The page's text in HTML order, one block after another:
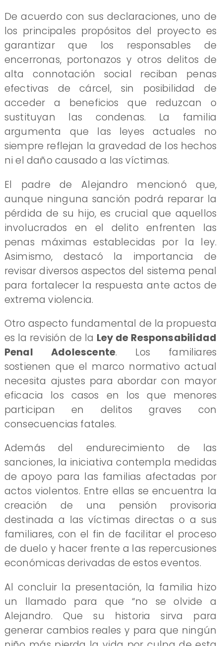
De acuerdo con sus declaraciones, uno de
los principales propósitos del proyecto es
garantizar que los responsables de
encerronas, portonazos y otros delitos de
alta connotación social reciban penas
efectivas de cárcel, sin posibilidad de
acceder a beneficios que reduzcan o
sustituyan las condenas. La familia
argumenta que las leyes actuales no
siempre reflejan la gravedad de los hechos
ni el daño causado a las víctimas.
El padre de Alejandro mencionó que,
aunque ninguna sanción podrá reparar la
pérdida de su hijo, es crucial que aquellos
involucrados en el delito enfrenten las
penas máximas establecidas por la ley.
Asimismo, destacó la importancia de
revisar diversos aspectos del sistema penal
para fortalecer la respuesta ante actos de
extrema violencia.
Otro aspecto fundamental de la propuesta
es la revisión de la Ley de Responsabilidad
Penal Adolescente. Los familiares
sostienen que el marco normativo actual
necesita ajustes para abordar con mayor
eficacia los casos en los que menores
participan en delitos graves con
consecuencias fatales.
Además del endurecimiento de las
sanciones, la iniciativa contempla medidas
de apoyo para las familias afectadas por
actos violentos. Entre ellas se encuentra la
creación de una pensión provisoria
destinada a las víctimas directas o a sus
familiares, con el fin de facilitar el proceso
de duelo y hacer frente a las repercusiones
económicas derivadas de estos eventos.
Al concluir la presentación, la familia hizo
un llamado para que “no se olvide a
Alejandro. Que su historia sirva para
generar cambios reales y para que ningún